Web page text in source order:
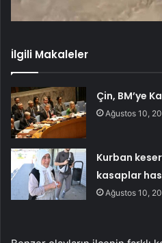
İlgili Makaleler
Çin, BM’ye
Ağustos 10,
Kurban
kasaplar
Ağustos 10,